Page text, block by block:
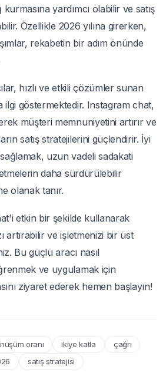
yardımcı olabilir ve satış
Özellikle 2026 yılına girerken,
rekabetin bir adım önünde
hızlı ve etkili çözümler sunan
ilgi göstermektedir. Instagram chat,
müşteri memnuniyetini artırır ve
satış stratejilerini güçlendirir. İyi
uzun vadeli sadakati
daha sürdürülebilir
olanak tanır.
etkin bir şekilde kullanarak
artırabilir ve işletmenizi bir üst
Bu güçlü aracı nasıl
ve uygulamak için
ziyaret ederek hemen başlayın!
oranı ikiye katla
çağrı
satış stratejisi